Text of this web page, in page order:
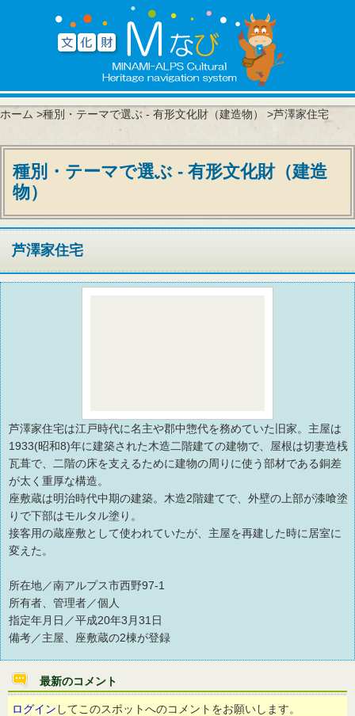
ホーム >種別・テーマで選ぶ - 有形文化財（建造物） >芦澤家住宅
種別・テーマで選ぶ - 有形文化財（建造
物）
芦澤家住宅
芦澤家住宅は江戸時代に名主や郡中惣代を務めていた旧家。主屋は
1933(昭和8)年に建築された木造二階建ての建物で、屋根は切妻造桟
瓦葺で、二階の床を支えるために建物の周りに使う部材である銅差
が太く重厚な構造。
座敷蔵は明治時代中期の建築。木造2階建てで、外壁の上部が漆喰塗
りで下部はモルタル塗り。
接客用の蔵座敷として使われていたが、主屋を再建した時に居室に
変えた。
所在地／南アルプス市西野97-1
所有者、管理者／個人
指定年月日／平成20年3月31日
備考／主屋、座敷蔵の2棟が登録
最新のコメント
ログイン してこのスポットへのコメントをお願いします。